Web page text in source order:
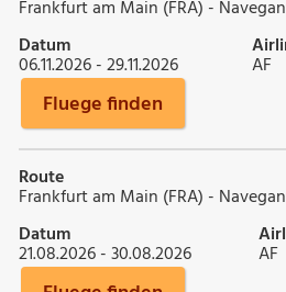
Frankfurt am Main (FRA) -
Datum
06.11.2026 - 29.11.2026 AF
Fluege finden
Route
Frankfurt am Main (FRA) -
Datum
21.08.2026 - 30.08.2026 AF